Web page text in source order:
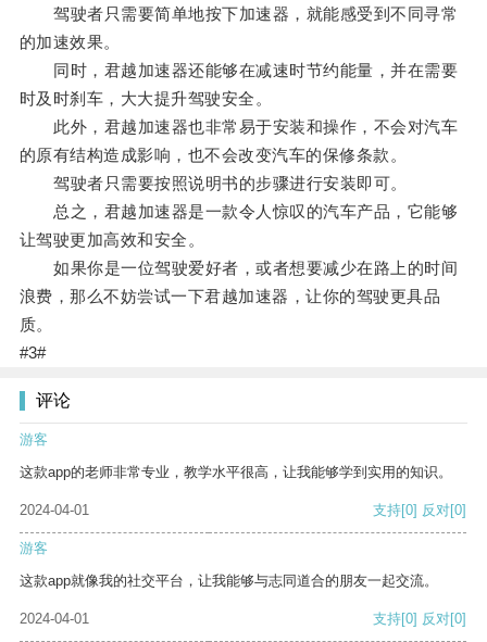
驾驶者只需要简单地按下加速器，就能感受到不同寻常
的加速效果。
同时，君越加速器还能够在减速时节约能量，并在需要
时及时刹车，大大提升驾驶安全。
此外，君越加速器也非常易于安装和操作，不会对汽车
的原有结构造成影响，也不会改变汽车的保修条款。
驾驶者只需要按照说明书的步骤进行安装即可。
总之，君越加速器是一款令人惊叹的汽车产品，它能够
让驾驶更加高效和安全。
如果你是一位驾驶爱好者，或者想要减少在路上的时间
浪费，那么不妨尝试一下君越加速器，让你的驾驶更具品
质。
#3#
评论
游客
这款app的老师非常专业，教学水平很高，让我能够学到实用的知识。
2024-04-01 支持[0] 反对[0]
游客
这款app就像我的社交平台，让我能够与志同道合的朋友一起交流。
2024-04-01 支持[0] 反对[0]